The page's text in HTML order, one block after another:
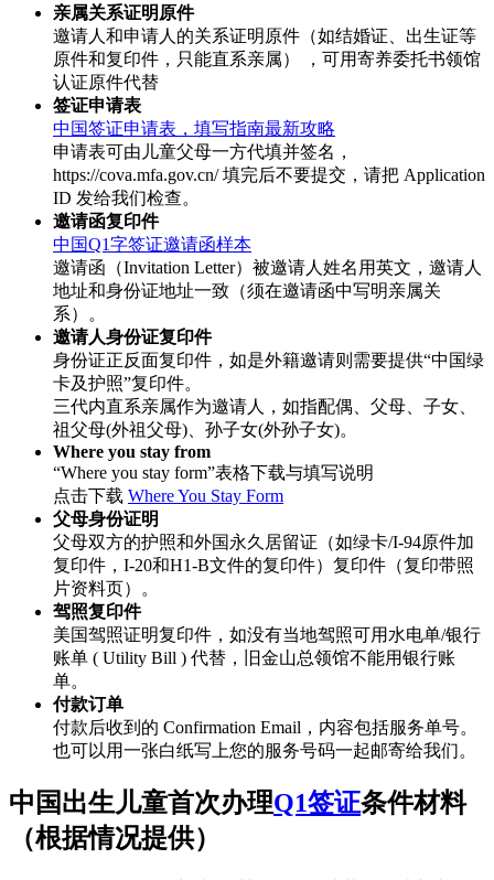
亲属关系证明原件
邀请人和申请人的关系证明原件（如结婚证、出生证等
原件和复印件，只能直系亲属） ，可用寄养委托书领馆
认证原件代替
签证申请表
中国签证申请表，填写指南最新攻略
申请表可由儿童父母一方代填并签名，
https://cova.mfa.gov.cn/ 填完后不要提交，请把 Application
ID 发给我们检查。
邀请函复印件
中国Q1字签证邀请函样本
邀请函（Invitation Letter）被邀请人姓名用英文，邀请人
地址和身份证地址一致（须在邀请函中写明亲属关
系）。
邀请人身份证复印件
身份证正反面复印件，如是外籍邀请则需要提供“中国绿
卡及护照”复印件。
三代内直系亲属作为邀请人，如指配偶、父母、子女、
祖父母(外祖父母)、孙子女(外孙子女)。
Where you stay from
“Where you stay form”表格下载与填写说明
点击下载 Where You Stay Form
父母身份证明
父母双方的护照和外国永久居留证（如绿卡/I-94原件加
复印件，I-20和H1-B文件的复印件）复印件（复印带照
片资料页）。
驾照复印件
美国驾照证明复印件，如没有当地驾照可用水电单/银行
账单 ( Utility Bill ) 代替，旧金山总领馆不能用银行账
单。
付款订单
付款后收到的 Confirmation Email，内容包括服务单号。
也可以用一张白纸写上您的服务号码一起邮寄给我们。
中国出生儿童首次办理Q1签证条件材料
（根据情况提供）